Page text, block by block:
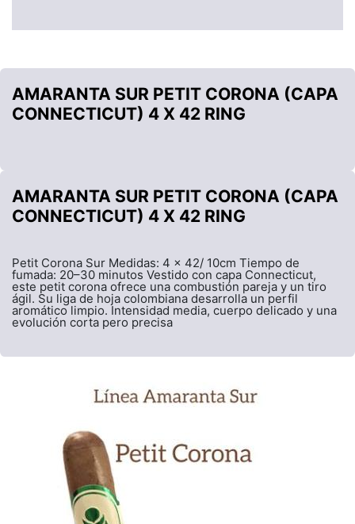
AMARANTA SUR PETIT CORONA (CAPA
CONNECTICUT) 4 X 42 RING
AMARANTA SUR PETIT CORONA (CAPA
CONNECTICUT) 4 X 42 RING
Petit Corona Sur Medidas: 4 x 42/ 10cm Tiempo de
fumada: 20–30 minutos Vestido con capa Connecticut,
este petit corona ofrece una combustión pareja y un tiro
ágil. Su liga de hoja colombiana desarrolla un perfil
aromático limpio. Intensidad media, cuerpo delicado y una
evolución corta pero precisa